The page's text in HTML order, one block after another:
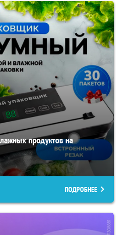
продуктов на
ПОДРОБНЕЕ